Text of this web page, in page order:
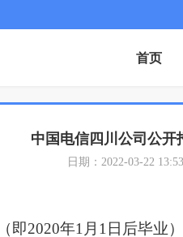
首页
中国电信四川公司公开
日期：2022-03-22 13:53
2020年1月1日后毕业